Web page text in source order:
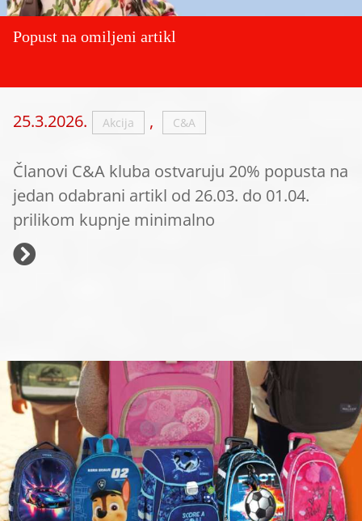
Popust na omiljeni artikl
25.3.2026. Akcija , C&A
Članovi C&A kluba ostvaruju 20% popusta na
jedan odabrani artikl od 26.03. do 01.04.
prilikom kupnje minimalno